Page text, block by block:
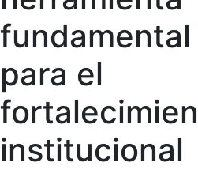
fundamental
para el
institucional